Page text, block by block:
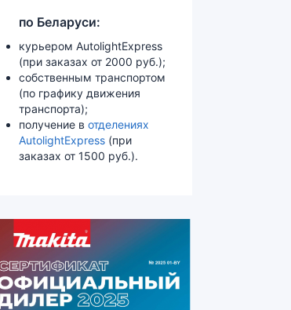
по Беларуси:
курьером AutolightExpress
(при заказах от 2000 руб.);
собственным транспортом
(по графику движения
транспорта);
получение в отделениях
AutolightExpress (при
заказах от 1500 руб.).